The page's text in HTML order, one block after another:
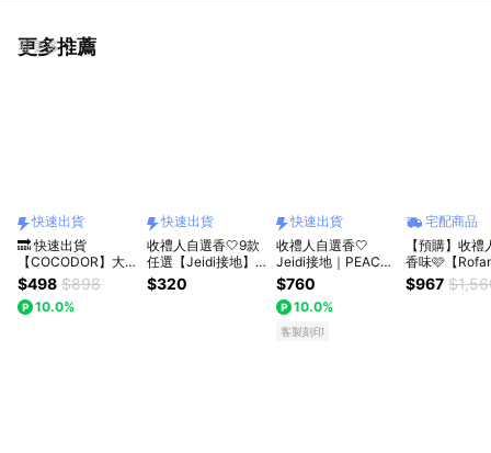
更多推薦
看更多
快速出貨
🔜 快速出貨
【COCODOR】大
豆蠟燭130g+ 旋轉
蠟燭燭罩 組合 (收禮
人可自選/祝福/中秋/
$498 $898
10.0%
快速出貨
收禮人自選香🤍9款
任選【Jeidi接地】
香氛大豆蠟燭55g 快
速出貨
$320
快速出貨
收禮人自選香🤍
Jeidi接地｜PEACE
禮物袋組合－G系列
蠟燭55g&放鬆噴霧
50ml（客製化卡片
／暖心送禮／快速出
$760
10.0%
客製刻印
宅配商品
【預購】收禮
香味🩷【
洛帆晞】可愛
燈+香氛蠟燭
$967